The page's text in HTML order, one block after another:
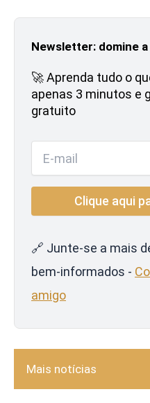
Newsletter: domine
🚀 Aprenda tudo o
apenas 3 minutos e
gratuito
🔗 Junte-se a mais
bem-informados -
amigo
Mais notícias